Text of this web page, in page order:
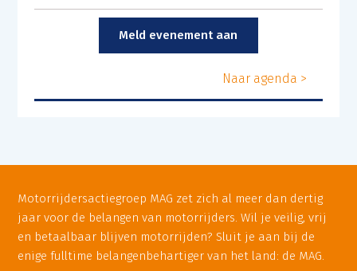
Meld evenement aan
Naar agenda >
Motorrijdersactiegroep MAG zet zich al meer dan dertig
jaar voor de belangen van motorrijders. Wil je veilig, vrij
en betaalbaar blijven motorrijden? Sluit je aan bij de
enige fulltime belangenbehartiger van het land: de MAG.